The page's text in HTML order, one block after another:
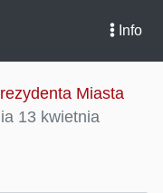
Info
Miasta
13 kwietnia